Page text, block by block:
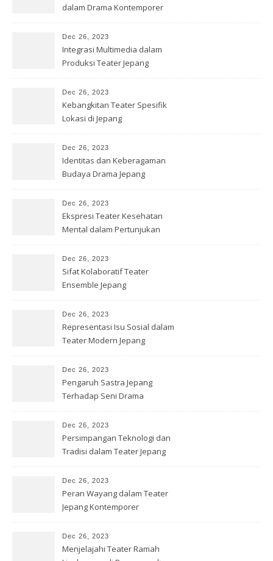
dalam Drama Kontemporer
Dec 26, 2023
Integrasi Multimedia dalam
Produksi Teater Jepang
Dec 26, 2023
Kebangkitan Teater Spesifik
Lokasi di Jepang
Dec 26, 2023
Identitas dan Keberagaman
Budaya Drama Jepang
Dec 26, 2023
Ekspresi Teater Kesehatan
Mental dalam Pertunjukan
Dec 26, 2023
Sifat Kolaboratif Teater
Ensemble Jepang
Dec 26, 2023
Representasi Isu Sosial dalam
Teater Modern Jepang
Dec 26, 2023
Pengaruh Sastra Jepang
Terhadap Seni Drama
Dec 26, 2023
Persimpangan Teknologi dan
Tradisi dalam Teater Jepang
Dec 26, 2023
Peran Wayang dalam Teater
Jepang Kontemporer
Dec 26, 2023
Menjelajahi Teater Ramah